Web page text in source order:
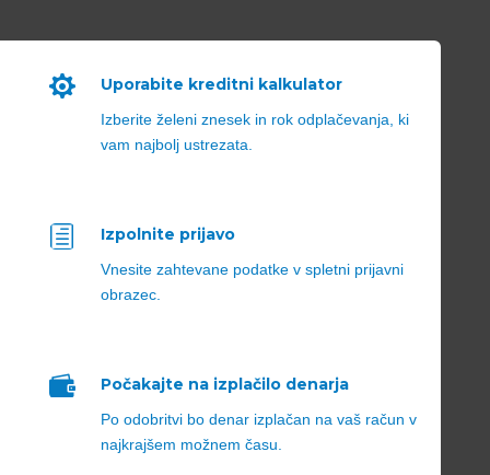
 Uporabite kreditni kalkulator
Izberite želeni znesek in rok odplačevanja, ki
vam najbolj ustrezata.
h Izpolnite prijavo
Vnesite zahtevane podatke v spletni prijavni
obrazec.
 Počakajte na izplačilo denarja
Po odobritvi bo denar izplačan na vaš račun v
najkrajšem možnem času.